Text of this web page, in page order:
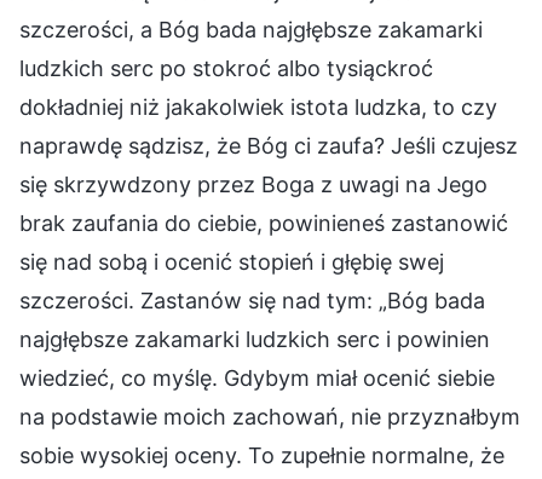
szczerości, a Bóg bada najgłębsze zakamarki
ludzkich serc po stokroć albo tysiąckroć
dokładniej niż jakakolwiek istota ludzka, to czy
naprawdę sądzisz, że Bóg ci zaufa? Jeśli czujesz
się skrzywdzony przez Boga z uwagi na Jego
brak zaufania do ciebie, powinieneś zastanowić
się nad sobą i ocenić stopień i głębię swej
szczerości. Zastanów się nad tym: „Bóg bada
najgłębsze zakamarki ludzkich serc i powinien
wiedzieć, co myślę. Gdybym miał ocenić siebie
na podstawie moich zachowań, nie przyznałbym
sobie wysokiej oceny. To zupełnie normalne, że